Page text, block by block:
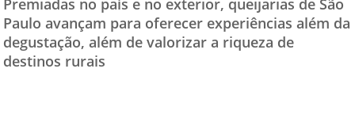
Premiadas no país e no exterior, queijarias de São
Paulo avançam para oferecer experiências além da
degustação, além de valorizar a riqueza de
destinos rurais